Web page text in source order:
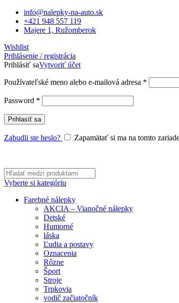
info@nalepky-na-auto.sk
+421 948 557 119
Majere 1, Ružomberok
Wishlist
Prihlásenie / registrácia
Prihlásiť saVytvoriť účet
Používateľské meno alebo e-mailová adresa *
Password *
Prihlasíť sa
Zabudli ste heslo? Zapamätať si ma na tomto
Vyberte si kategóriu
Farebné nálepky
AKCIA – Vianočné nálepky
Detské
Humorné
láska
Ľudia a postavy
Oznacenia
Rôzne
Šport
Stroje
Trpkovia
vodič začiatočník